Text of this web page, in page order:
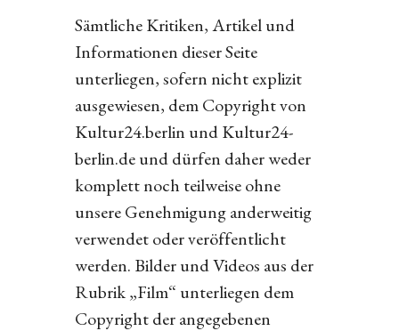
Sämtliche Kritiken, Artikel und
Informationen dieser Seite
unterliegen, sofern nicht explizit
ausgewiesen, dem Copyright von
Kultur24.berlin und Kultur24-
berlin.de und dürfen daher weder
komplett noch teilweise ohne
unsere Genehmigung anderweitig
verwendet oder veröffentlicht
werden. Bilder und Videos aus der
Rubrik „Film“ unterliegen dem
Copyright der angegebenen